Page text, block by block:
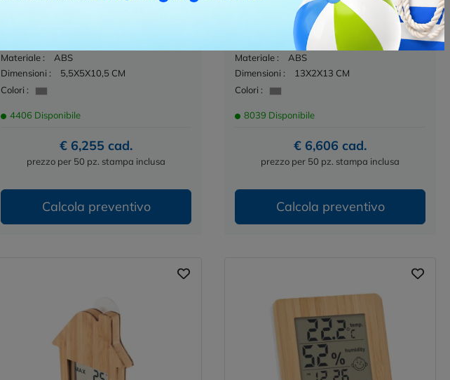
Materiale :
ABS
Dimensioni :
5,5X5X10,5 CM
Colori :
4406 Disponibile
€ 6,255 cad.
prezzo per 50 pz. stampa inclusa
Calcola preventivo
Questa stazione meteo è un prodotto
completo e versatile, dotato di molte
funzioni utili per la vita...
Materiale :
ABS
Dimensioni :
13X2X13 CM
Colori :
8039 Disponibile
€ 6,606 cad.
prezzo per 50 pz. stampa inclusa
Calcola preventivo